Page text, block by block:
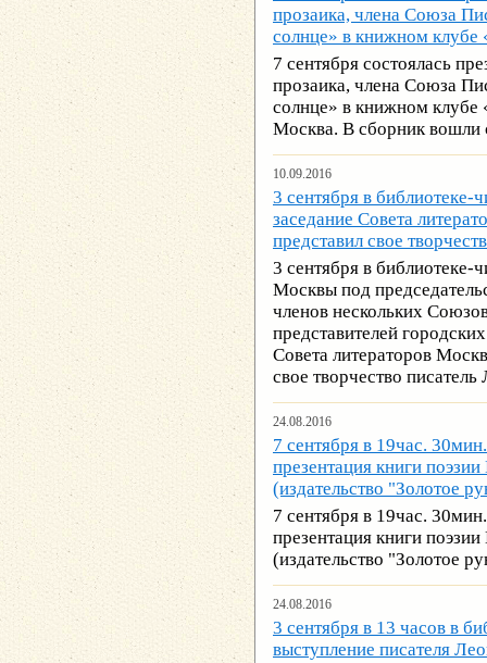
прозаика, члена Союза
солнце» в книжном клубе
7 сентября состоялась
прозаика, члена Союза
солнце» в книжном клубе
Москва. В сборник вошли
10.09.2016
3 сентября в библиотеке-
заседание Совета
представил свое
3 сентября в библиотеке-
Москвы под
членов нескольких
представителей
Совета литераторов
свое творчество
24.08.2016
7 сентября в 19час.
презентация книги
(издательство "Золотое
7 сентября в 19час.
презентация книги
(издательство "Золотое
24.08.2016
3 сентября в 13 часов в
выступление писателя